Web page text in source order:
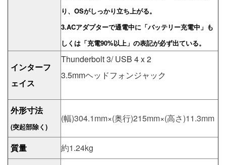
り、OSがしっかり立ち上がる。
3.ACアダプターで通電中に「バッテリー充電中」も
しくは「充電90%以上」の表記が必ず出ている。
インターフ
ェイス
Thunderbolt 3/ USB 4 x 2
3.5mmヘッドフォンジャック
外形寸法
(突起部除く)
(幅)304.1mm×(奥行)215mm×(高さ)11.3mm
質量
約1.24kg